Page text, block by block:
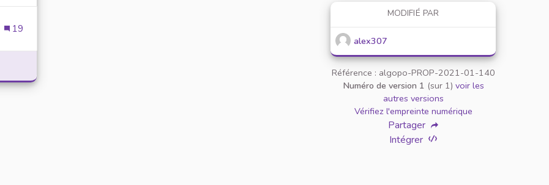
19
MODIFIÉ PAR
alex307
Référence : algopo-PROP-2021-01-140
Numéro de version 1 (sur 1) voir les
autres versions
Vérifiez l'empreinte numérique
Partager
Intégrer